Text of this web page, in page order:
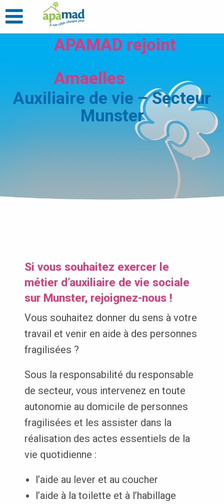
APAMAD rejoint
Amaelles
Auxiliaire de vie – Secteur
Munster
Si vous souhaitez exercer le
métier d’auxiliaire de vie sociale
sur Munster, rejoignez-nous !
Vous souhaitez donner du sens à votre
travail et venir en aide à des personnes
fragilisées ?
Sous la responsabilité du responsable
de secteur, vous intervenez en toute
autonomie au domicile de personnes
fragilisées et les assister dans la
réalisation des actes essentiels de la
vie quotidienne :
l’aide au lever et au coucher
l’aide à la toilette et à l’habillage